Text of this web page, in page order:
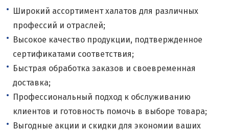
Широкий ассортимент халатов для различных
профессий и отраслей;
Высокое качество продукции, подтвержденное
сертификатами соответствия;
Быстрая обработка заказов и своевременная
доставка;
Профессиональный подход к обслуживанию
клиентов и готовность помочь в выборе товара;
Выгодные акции и скидки для экономии ваших